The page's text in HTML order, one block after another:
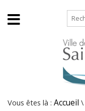
Vous êtes là : Accueil \